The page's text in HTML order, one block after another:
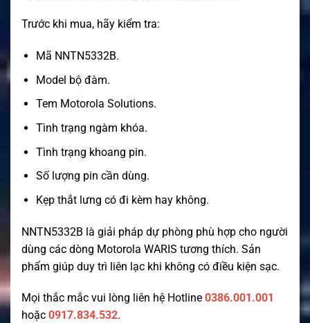
Trước khi mua, hãy kiểm tra:
Mã NNTN5332B.
Model bộ đàm.
Tem Motorola Solutions.
Tình trạng ngàm khóa.
Tình trạng khoang pin.
Số lượng pin cần dùng.
Kẹp thắt lưng có đi kèm hay không.
NNTN5332B là giải pháp dự phòng phù hợp cho người
dùng các dòng Motorola WARIS tương thích. Sản
phẩm giúp duy trì liên lạc khi không có điều kiện sạc.
Mọi thắc mắc vui lòng liên hệ Hotline 0386.001.001
hoặc 0917.834.532.